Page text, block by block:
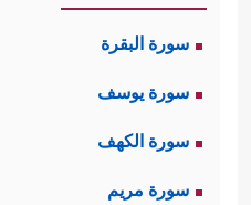
سورة البقرة
سورة يوسف
سورة الكهف
سورة مريم